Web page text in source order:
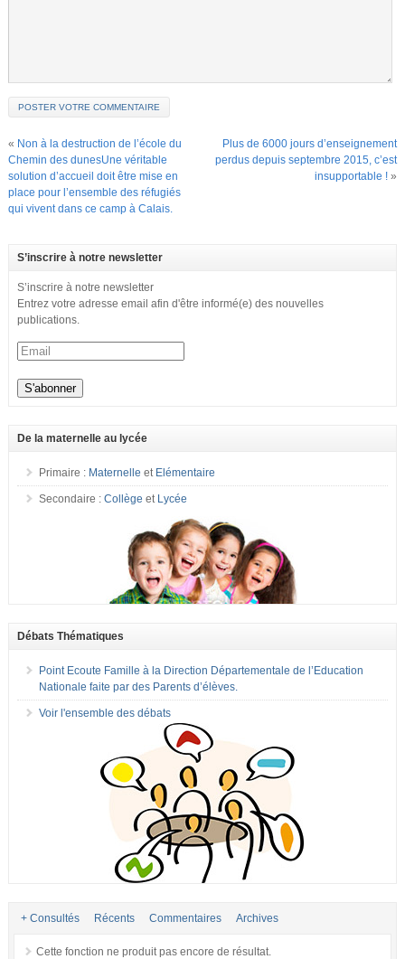
« Non à la destruction de l’école du
Chemin des dunesUne véritable
solution d’accueil doit être mise en
place pour l’ensemble des réfugiés
qui vivent dans ce camp à Calais.
Plus de 6000 jours d’enseignement
perdus depuis septembre 2015, c’est
insupportable ! »
S’inscrire à notre newsletter
S’inscrire à notre newsletter
Entrez votre adresse email afin d'être informé(e) des nouvelles
publications.
De la maternelle au lycée
Primaire : Maternelle et Elémentaire
Secondaire : Collège et Lycée
Débats Thématiques
Point Ecoute Famille à la Direction Départementale de l’Education
Nationale faite par des Parents d’élèves.
Voir l'ensemble des débats
+ Consultés Récents Commentaires Archives
Cette fonction ne produit pas encore de résultat.